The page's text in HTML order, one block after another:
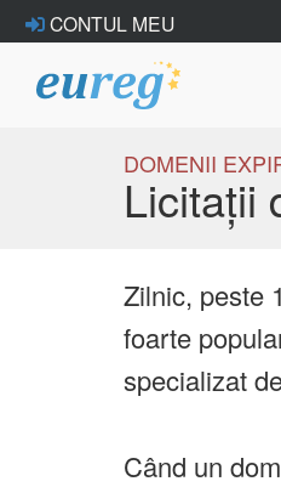
CONTUL MEU
DOMENII
Licitații
Zilnic, peste
foarte
specializat
Când un